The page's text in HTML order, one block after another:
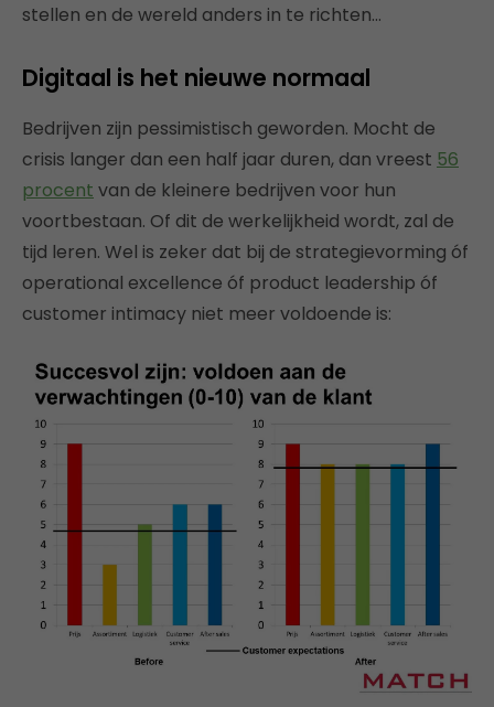
stellen en de wereld anders in te richten…
Digitaal is het nieuwe normaal
Bedrijven zijn pessimistisch geworden. Mocht de
crisis langer dan een half jaar duren, dan vreest 56
procent van de kleinere bedrijven voor hun
voortbestaan. Of dit de werkelijkheid wordt, zal de
tijd leren. Wel is zeker dat bij de strategievorming óf
operational excellence óf product leadership óf
customer intimacy niet meer voldoende is: